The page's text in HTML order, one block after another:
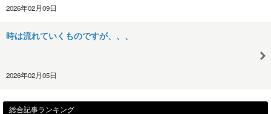
2026年02月09日
時は流れていくものですが、、、
2026年02月05日
総合記事ランキング